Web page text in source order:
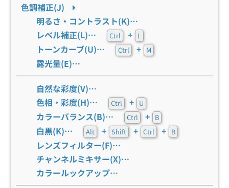
色調補正(J)
明るさ・コントラスト(K)…
レベル補正(L)…
Ctrl + L
トーンカーブ(U)… Ctrl + M
露光量(E)…
自然な彩度(V)…
色相・彩度(H)…
Ctrl + U
カラーバランス(B)… Ctrl + B
白黒(K)… Alt + Shift + Ctrl + B
レンズフィルター(F)…
チャンネルミキサー(X)…
カラールックアップ…